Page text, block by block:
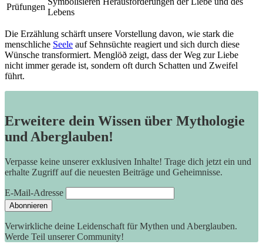
Prüfungen
Lebens
Die Erzählung schärft unsere⁣ Vorstellung davon, wie stark die
menschliche Seele auf Sehnsüchte reagiert und sich durch diese
Wünsche‌ transformiert. Menglöð ‌zeigt, dass der Weg zur Liebe
nicht immer gerade‌ ist, sondern oft durch Schatten und​ Zweifel
führt.
Erweitere dein Wissen über Mythologie
und Aberglauben!
Verpasse keine unserer exklusiven Inhalte! Trage dich jetzt ein und
erhalte Zugriff auf die neuesten Beiträge und Geheimnisse.
E-Mail-Adresse
Verwirkliche deine Leidenschaft für Mythen und Aberglauben.
Werde Teil unserer Community!